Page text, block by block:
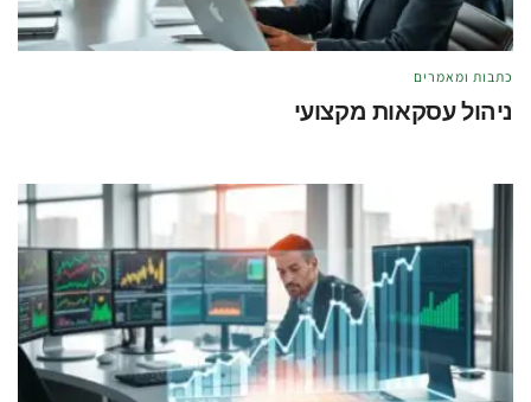
כתבות ומאמרים
ניהול עסקאות מקצועי